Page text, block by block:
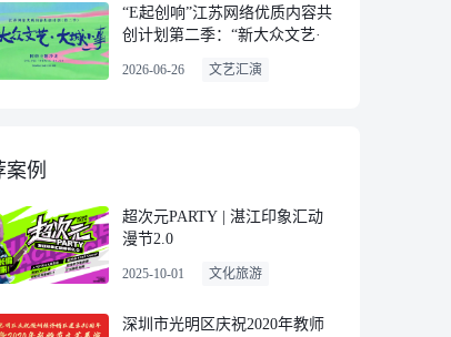
“E起创响”江苏网络优质内容共
创计划第二季：“新大众文艺·
2026-06-26 文艺汇演
案例
超次元PARTY | 湛江印象汇动
漫节2.0
2025-10-01 文化旅游
深圳市光明区庆祝2020年教师